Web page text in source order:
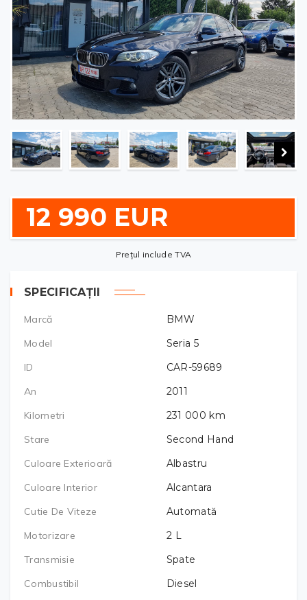
12 990 EUR
Prețul include TVA
SPECIFICAȚII
Marcă
BMW
Model
Seria 5
ID
CAR-59689
An
2011
Kilometri
231 000 km
Stare
Second Hand
Culoare Exterioară
Albastru
Culoare Interior
Alcantara
Cutie De Viteze
Automată
Motorizare
2 L
Transmisie
Spate
Combustibil
Diesel